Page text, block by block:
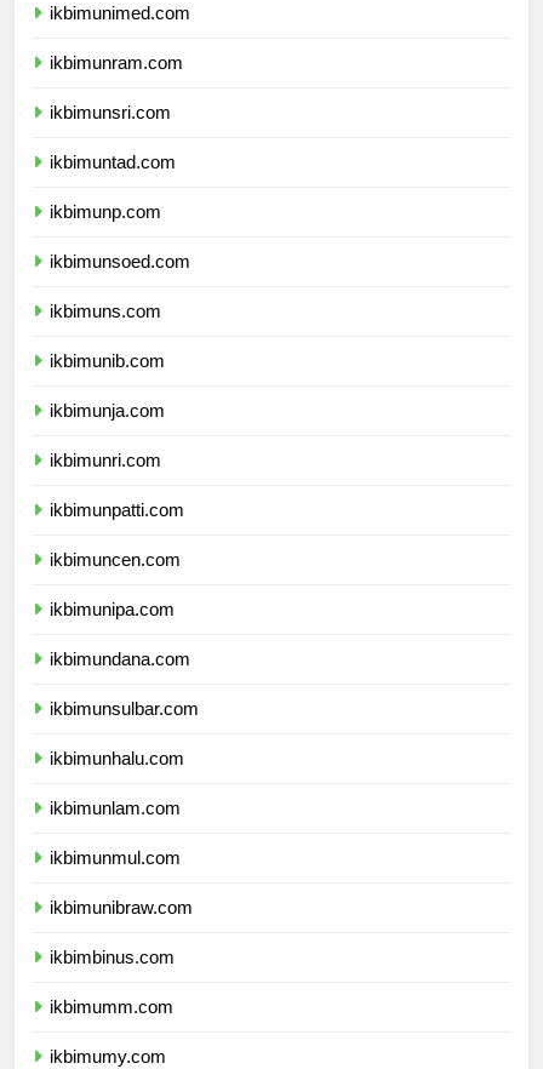
ikbimunimed.com
ikbimunram.com
ikbimunsri.com
ikbimuntad.com
ikbimunp.com
ikbimunsoed.com
ikbimuns.com
ikbimunib.com
ikbimunja.com
ikbimunri.com
ikbimunpatti.com
ikbimuncen.com
ikbimunipa.com
ikbimundana.com
ikbimunsulbar.com
ikbimunhalu.com
ikbimunlam.com
ikbimunmul.com
ikbimunibraw.com
ikbimbinus.com
ikbimumm.com
ikbimumy.com